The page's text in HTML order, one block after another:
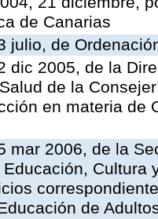
de Canarias
julio, de
dic 2005, de la
de la
en materia de
mar 2006, de la
Cultura
de